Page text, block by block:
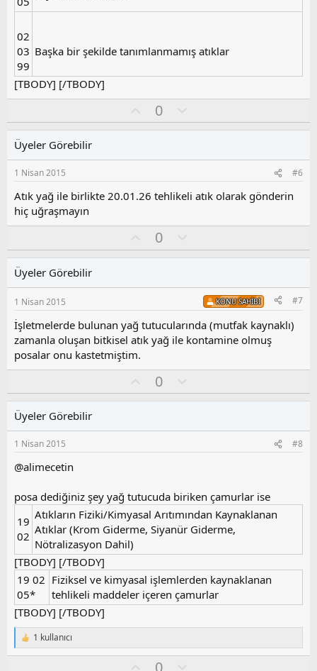
02
03
99
Başka bir şekilde tanımlanmamış atıklar
[TBODY] [/TBODY]
y
0
l
s
u
z
y
a
Üyeler Görebilir
1 Nisan 2015 #6
Atık yağ ile birlikte 20.01.26 tehlikeli atık olarak gönderin
hiç uğraşmayın
y
0
l
s
u
z
o
y
Üyeler Görebilir
1 Nisan 2015 KONU SAHIBI #7
İşletmelerde bulunan yağ tutucularında (mutfak kaynaklı)
zamanla oluşan bitkisel atık yağ ile kontamine olmuş
posalar onu kastetmiştim.
y
0
l
s
u
y
l
a
Üyeler Görebilir
1 Nisan 2015 #8
@alimecetin
posa dediğiniz şey yağ tutucuda biriken çamurlar ise
19
02
Atıkların Fiziki/Kimyasal Arıtımından Kaynaklanan
Atıklar (Krom Giderme, Siyanür Giderme,
Nötralizasyon Dahil)
[TBODY] [/TBODY]
19 02
05*
Fiziksel ve kimyasal işlemlerden kaynaklanan
tehlikeli maddeler içeren çamurlar
[TBODY] [/TBODY]
T
e
1 kullanıcı